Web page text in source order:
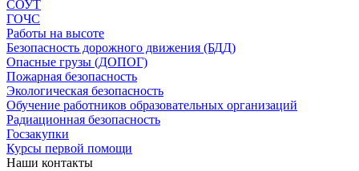
СОУТ
ГОЧС
Работы на высоте
Безопасность дорожного движения (БДД)
Опасные грузы (ДОПОГ)
Пожарная безопасность
Экологическая безопасность
Обучение работников образовательных организаций
Радиационная безопасность
Госзакупки
Курсы первой помощи
Наши контакты